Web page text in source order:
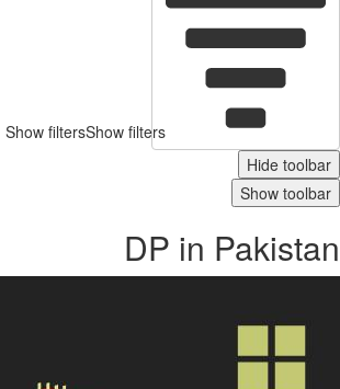
Show filtersShow filters
Hide
Show
DP in